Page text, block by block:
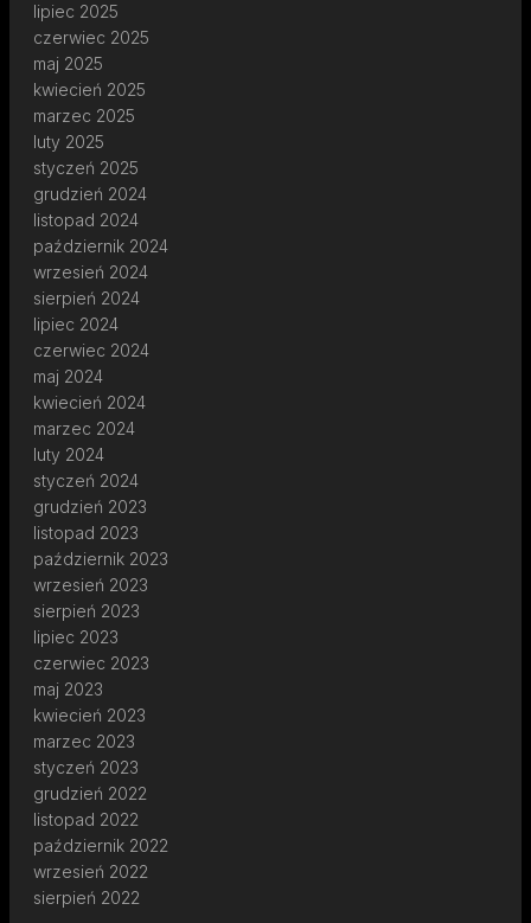
lipiec 2025
czerwiec 2025
maj 2025
kwiecień 2025
marzec 2025
luty 2025
styczeń 2025
grudzień 2024
listopad 2024
październik 2024
wrzesień 2024
sierpień 2024
lipiec 2024
czerwiec 2024
maj 2024
kwiecień 2024
marzec 2024
luty 2024
styczeń 2024
grudzień 2023
listopad 2023
październik 2023
wrzesień 2023
sierpień 2023
lipiec 2023
czerwiec 2023
maj 2023
kwiecień 2023
marzec 2023
styczeń 2023
grudzień 2022
listopad 2022
październik 2022
wrzesień 2022
sierpień 2022